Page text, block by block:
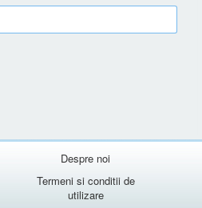
Despre noi
Termeni si conditii de
utilizare